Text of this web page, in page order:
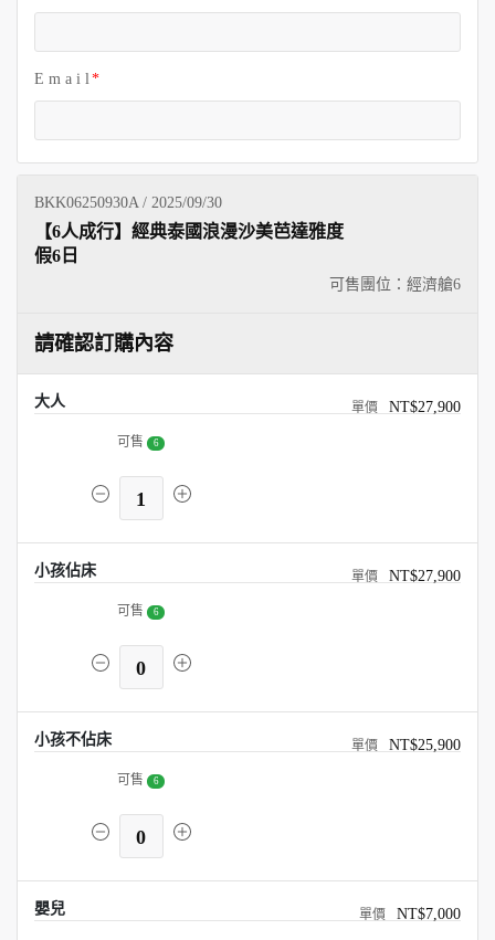
E m a i l
BKK06250930A / 2025/09/30
可售團位：經濟艙6
【6人成行】經典泰國浪漫沙美芭達雅度
假6日
請確認訂購內容
大人 NT$27,900
可售 6
1
小孩佔床 NT$27,900
可售 6
0
小孩不佔床 NT$25,900
可售 6
0
嬰兒 NT$7,000